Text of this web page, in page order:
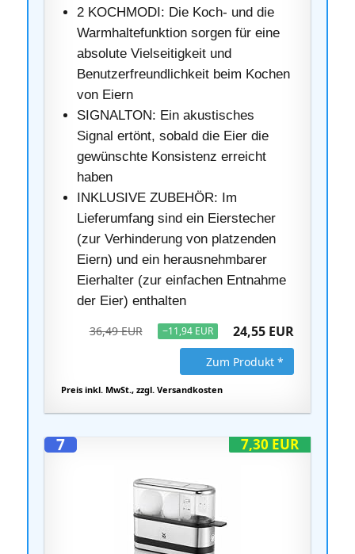
2 KOCHMODI: Die Koch- und die
Warmhaltefunktion sorgen für eine
absolute Vielseitigkeit und
Benutzerfreundlichkeit beim Kochen
von Eiern
SIGNALTON: Ein akustisches
Signal ertönt, sobald die Eier die
gewünschte Konsistenz erreicht
haben
INKLUSIVE ZUBEHÖR: Im
Lieferumfang sind ein Eierstecher
(zur Verhinderung von platzenden
Eiern) und ein herausnehmbarer
Eierhalter (zur einfachen Entnahme
der Eier) enthalten
36,49 EUR −11,94 EUR 24,55 EUR
Zum Produkt *
Preis inkl. MwSt., zzgl. Versandkosten
7,30 EUR
7